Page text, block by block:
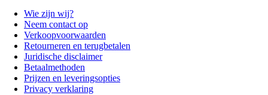
Wie zijn wij?
Neem contact op
Verkoopvoorwaarden
Retourneren en terugbetalen
Juridische disclaimer
Betaalmethoden
Prijzen en leveringsopties
Privacy verklaring